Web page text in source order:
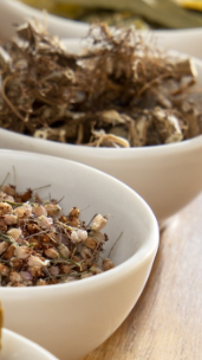
ILARGIA ETA
URTEKO
AGENDA
Ilargiaren
guztiko lanak,
baratzean,...